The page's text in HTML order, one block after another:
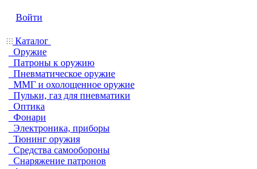
Войти
Каталог
Оружие
Патроны к оружию
Пневматическое оружие
ММГ и охолощенное оружие
Пульки, газ для пневматики
Оптика
Фонари
Электроника, приборы
Тюнинг оружия
Средства самообороны
Снаряжение патронов